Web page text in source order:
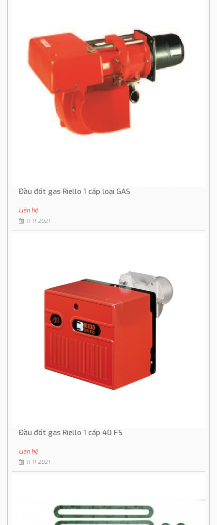
Đầu đốt gas Riello 1 cấp loại GAS
Liên hệ
11-11-2021
Đầu đốt gas Riello 1 cấp 40 FS
Liên hệ
11-11-2021